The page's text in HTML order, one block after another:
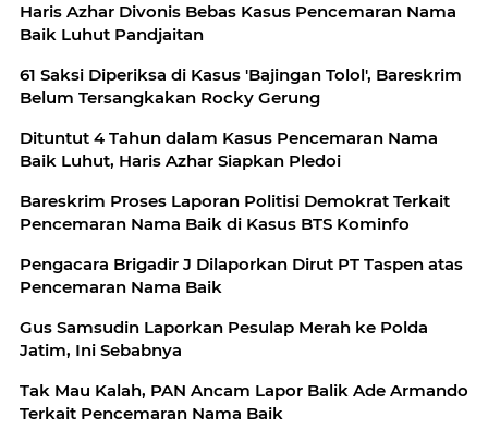
Haris Azhar Divonis Bebas Kasus Pencemaran Nama
Baik Luhut Pandjaitan
61 Saksi Diperiksa di Kasus 'Bajingan Tolol', Bareskrim
Belum Tersangkakan Rocky Gerung
Dituntut 4 Tahun dalam Kasus Pencemaran Nama
Baik Luhut, Haris Azhar Siapkan Pledoi
Bareskrim Proses Laporan Politisi Demokrat Terkait
Pencemaran Nama Baik di Kasus BTS Kominfo
Pengacara Brigadir J Dilaporkan Dirut PT Taspen atas
Pencemaran Nama Baik
Gus Samsudin Laporkan Pesulap Merah ke Polda
Jatim, Ini Sebabnya
Tak Mau Kalah, PAN Ancam Lapor Balik Ade Armando
Terkait Pencemaran Nama Baik